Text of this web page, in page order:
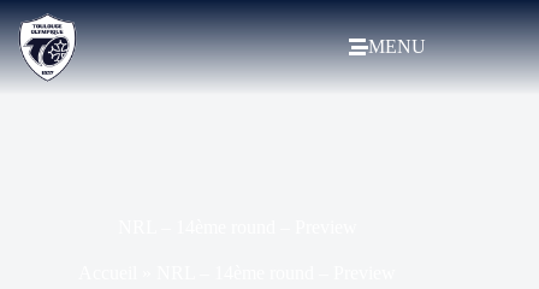
MENU